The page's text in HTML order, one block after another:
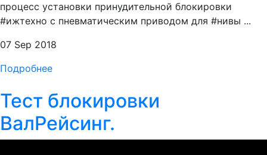
процесс установки принудительной блокировки
#ижтехно с пневматическим приводом для #нивы ...
07 Sep 2018
Подробнее
Тест блокировки
ВалРейсинг.